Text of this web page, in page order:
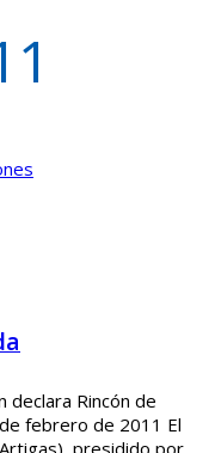
declara Rincón de
febrero de 2011 El
presidido por